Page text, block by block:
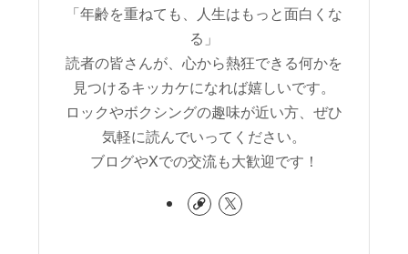
「年齢を重ねても、人生はもっと面白くな
る」
読者の皆さんが、心から熱狂できる何かを
見つけるキッカケになれば嬉しいです。
ロックやボクシングの趣味が近い方、ぜひ
気軽に読んでいってください。
ブログやXでの交流も大歓迎です！